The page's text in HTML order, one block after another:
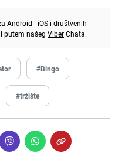
Android | iOS i društvenih
putem našeg ViberChata.
#Bingo
#tržište